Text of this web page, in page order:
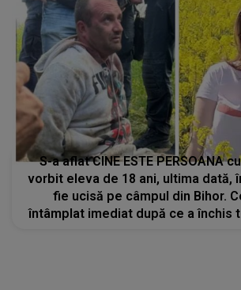
S-a aflat CINE ESTE PERSOANA
vorbit eleva de 18 ani, ultima dată,
fie ucisă pe câmpul din Bihor.
întâmplat imediat după ce a închis